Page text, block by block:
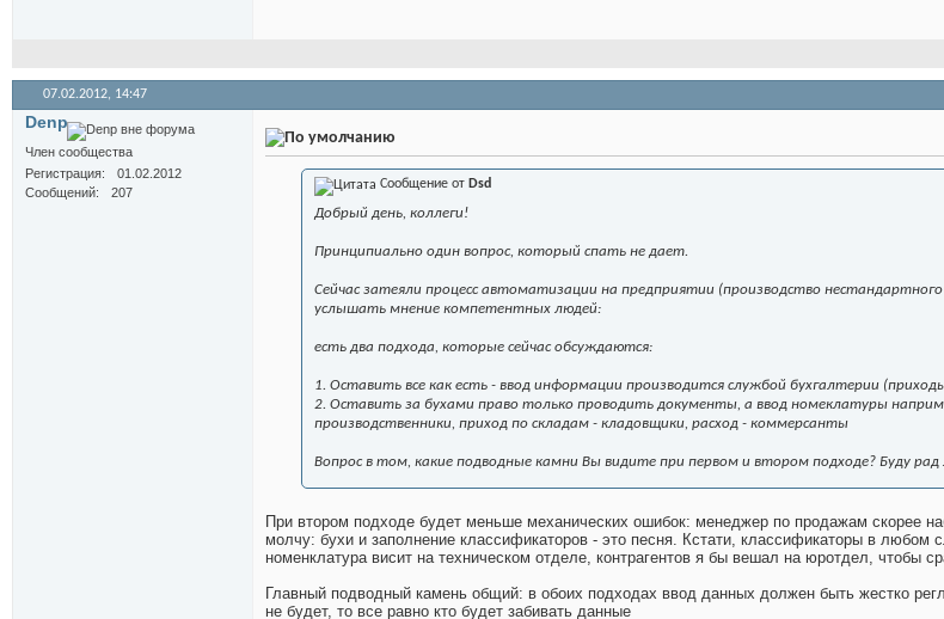
07.02.2012, 14:47
Denp
Член сообщества
Регистрация
01.02.2012
Сообщений
207
Сообщение от Dsd
Добрый день, коллеги!
Принципиально один вопрос, который спать не дает.
Сейчас затеяли процесс автоматизации на предприятии (производство
услышать мнение компетентных людей:
есть два подхода, которые сейчас обсуждаются:
1. Оставить все как есть - ввод информации производится службой бухгалтерии
2. Оставить за бухами право только проводить документы, а ввод номеклатуры
производственники, приход по складам - кладовщики, расход - коммерсанты
Вопрос в том, какие подводные камни Вы видите при первом и втором подходе? Буду
При втором подходе будет меньше механических ошибок: менеджер по продажам скорее
молчу: бухи и заполнение классификаторов - это песня. Кстати, классификаторы в
номенклатура висит на техническом отделе, контрагентов я бы вешал на юротдел, чтобы
Главный подводный камень общий: в обоих подходах ввод данных должен быть жестко
не будет, то все равно кто будет забивать данные